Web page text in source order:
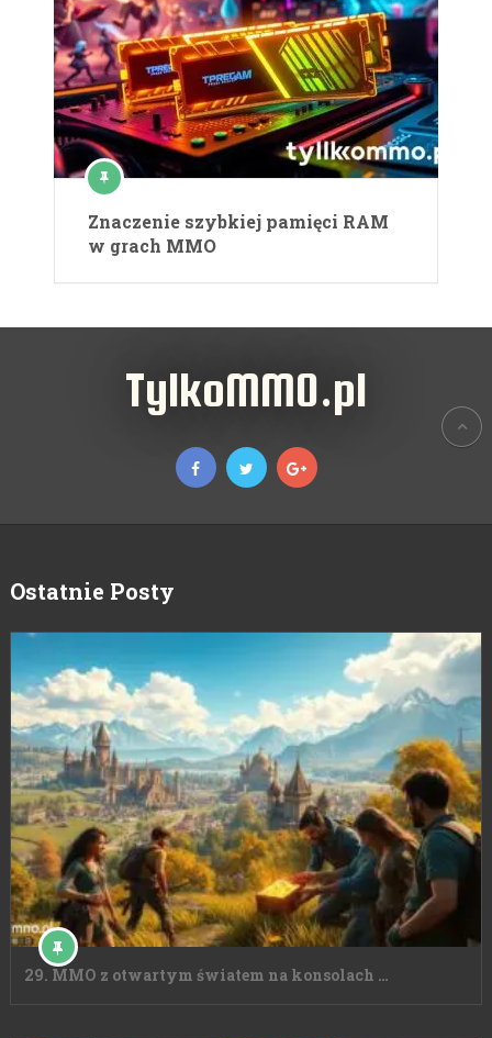
Znaczenie szybkiej pamięci RAM
w grach MMO
TylkoMMO.pl
Ostatnie Posty
29. MMO z otwartym światem na konsolach …